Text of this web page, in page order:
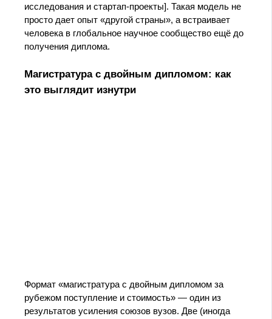
исследования и стартап‑проекты]. Такая модель не
просто дает опыт «другой страны», а встраивает
человека в глобальное научное сообщество ещё до
получения диплома.
Магистратура с двойным дипломом: как
это выглядит изнутри
Формат «магистратура с двойным дипломом за
рубежом поступление и стоимость» — один из
результатов усиления союзов вузов. Две (иногда